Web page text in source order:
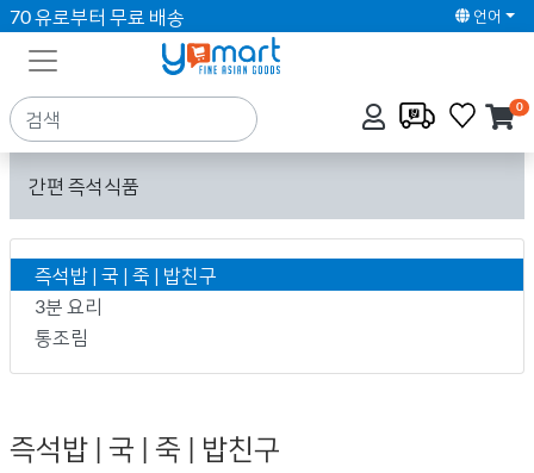
70 유로부터 무료 배송 언어
0
간편 즉석식품
즉석밥 | 국 | 죽 | 밥친구
3분 요리
통조림
즉석밥 | 국 | 죽 | 밥친구